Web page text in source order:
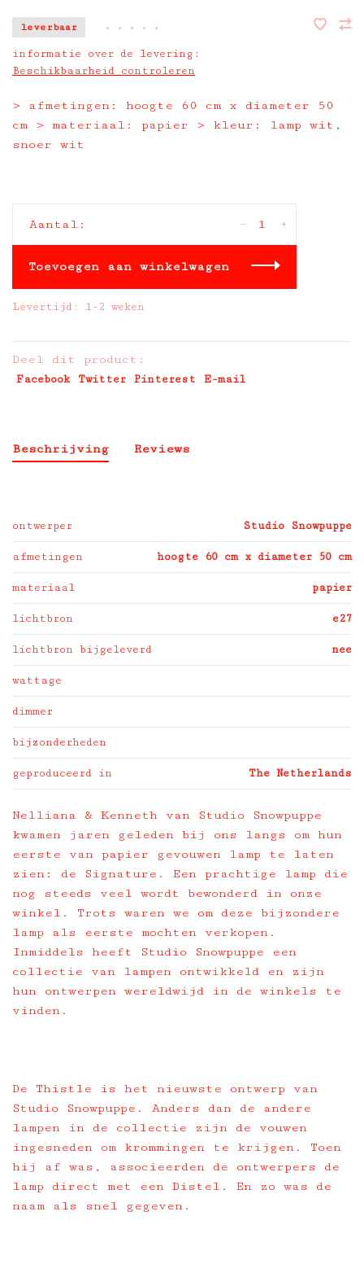
leverbaar • • • • •
informatie over de levering:
Beschikbaarheid controleren
> afmetingen: hoogte 60 cm x diameter 50
cm > materiaal: papier > kleur: lamp wit,
snoer wit
Aantal: +
-
Toevoegen aan winkelwagen
Levertijd: 1-2 weken
Deel dit product:
Facebook Twitter Pinterest E-mail
Beschrijving Reviews
ontwerper Studio Snowpuppe
afmetingen hoogte 60 cm x diameter 50 cm
materiaal papier
lichtbron e27
lichtbron bijgeleverd nee
wattage
dimmer
bijzonderheden
geproduceerd in The Netherlands
Nelliana & Kenneth van Studio Snowpuppe
kwamen jaren geleden bij ons langs om hun
eerste van papier gevouwen lamp te laten
zien: de Signature. Een prachtige lamp die
nog steeds veel wordt bewonderd in onze
winkel. Trots waren we om deze bijzondere
lamp als eerste mochten verkopen.
Inmiddels heeft Studio Snowpuppe een
collectie van lampen ontwikkeld en zijn
hun ontwerpen wereldwijd in de winkels te
vinden.
De Thistle is het nieuwste ontwerp van
Studio Snowpuppe. Anders dan de andere
lampen in de collectie zijn de vouwen
ingesneden om krommingen te krijgen. Toen
hij af was, associeerden de ontwerpers de
lamp direct met een Distel. En zo was de
naam als snel gegeven.